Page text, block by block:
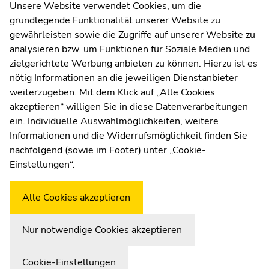
Contact
Web Editors
Moodle
UNIGRAZonline
Imprint
Data Protection Declaration
Accessibility Declaration
WeatherstationUni Graz
sections
sections
Unsere Website verwendet Cookies, um die
grundlegende Funktionalität unserer Website zu
gewährleisten sowie die Zugriffe auf unserer Website zu
analysieren bzw. um Funktionen für Soziale Medien und
zielgerichtete Werbung anbieten zu können. Hierzu ist es
nötig Informationen an die jeweiligen Dienstanbieter
weiterzugeben. Mit dem Klick auf „Alle Cookies
akzeptieren“ willigen Sie in diese Datenverarbeitungen
ein. Individuelle Auswahlmöglichkeiten, weitere
Informationen und die Widerrufsmöglichkeit finden Sie
nachfolgend (sowie im Footer) unter „Cookie-
Einstellungen“.
Alle Cookies akzeptieren
Nur notwendige Cookies akzeptieren
Cookie-Einstellungen